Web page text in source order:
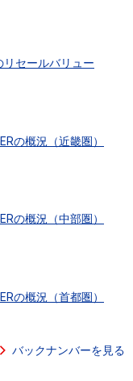
セールバリュー
の概況（近畿圏）
の概況（中部圏）
の概況（首都圏）
バックナンバーを見る